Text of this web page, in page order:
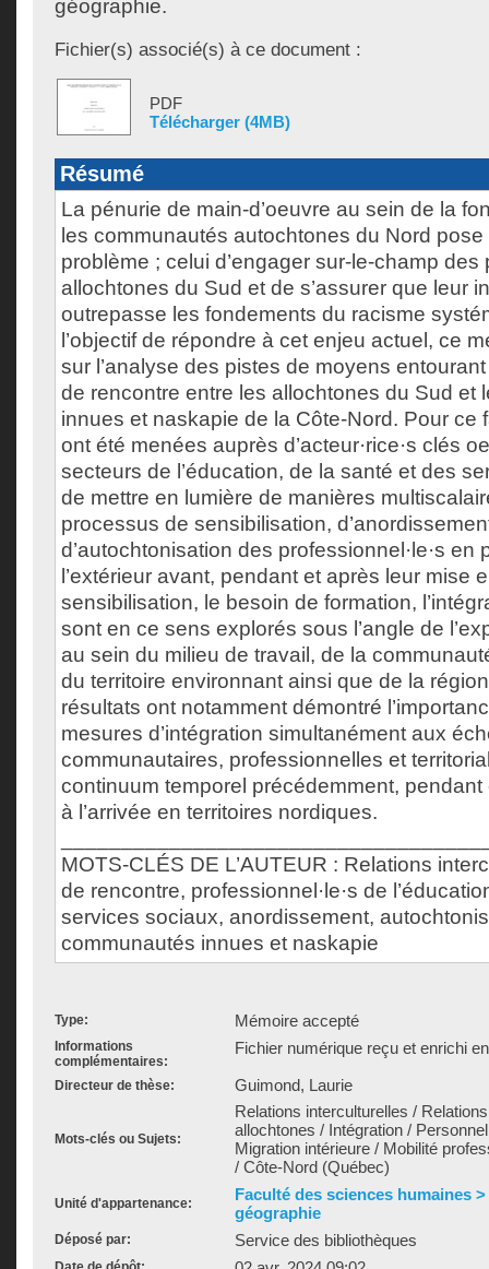
géographie.
Fichier(s) associé(s) à ce document :
PDF
Télécharger (4MB)
Résumé
La pénurie de main-d’oeuvre au sein de la
les communautés autochtones du Nord
problème ; celui d’engager sur-le-champ des
allochtones du Sud et de s’assurer que leur
outrepasse les fondements du racisme
l’objectif de répondre à cet enjeu actuel, ce
sur l’analyse des pistes de moyens
de rencontre entre les allochtones du Sud et
innues et naskapie de la Côte-Nord. Pour ce
ont été menées auprès d’acteur·rice·s clés
secteurs de l’éducation, de la santé et des
de mettre en lumière de manières
processus de sensibilisation,
d’autochtonisation des professionnel·le·s en
l’extérieur avant, pendant et après leur mise
sensibilisation, le besoin de formation,
sont en ce sens explorés sous l’angle de
au sein du milieu de travail, de la
du territoire environnant ainsi que de la
résultats ont notamment démontré
mesures d’intégration simultanément aux
communautaires, professionnelles et
continuum temporel précédemment,
à l’arrivée en territoires nordiques.
MOTS-CLÉS DE L’AUTEUR : Relations
de rencontre, professionnel·le·s de
services sociaux, anordissement,
communautés innues et naskapie
Type: Mémoire accepté
Informations
complémentaires:
Fichier numérique reçu et enrichi
Directeur de thèse: Guimond, Laurie
Mots-clés ou Sujets:
Relations interculturelles /
allochtones / Intégration /
Migration intérieure / Mobilité
/ Côte-Nord (Québec)
Unité d'appartenance:
Faculté des sciences humaines
géographie
Déposé par: Service des bibliothèques